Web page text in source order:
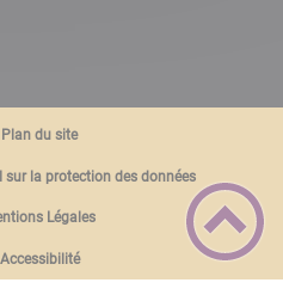
Plan du site
sur la protection des données
Légales
Accessibilité